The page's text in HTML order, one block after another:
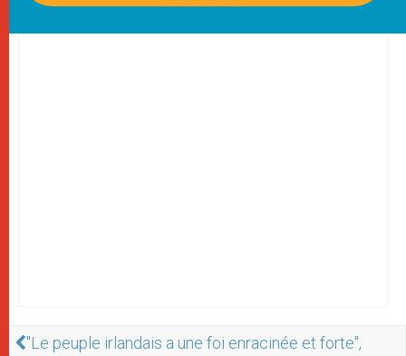
"Le peuple irlandais a une foi enracinée et forte",